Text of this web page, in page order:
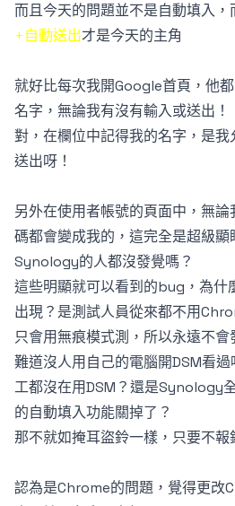
而且今天的問題並不是自動填入，
+自動送出才是今天的主角
就好比每次我開Google首頁，他
名字，無論我有沒有輸入或送出！
對，在欄位中記得我的名字，是
送出呀！
另外在使用者帳號的頁面中，無
碼都會變成我的，這完全是超級顯
Synology的人都沒發覺嗎？
這些明顯就可以看到的bug，為
出現？是測試人員從來都不用
只會用無痕模式測，所以永遠不
難道沒人用自己的電腦開DSM看
工都沒在用DSM？還是Synology
的自動填入功能關掉了？
那不就如掩耳盜鈴一樣，只要不報
認為是Chrome的問題，覺得更改